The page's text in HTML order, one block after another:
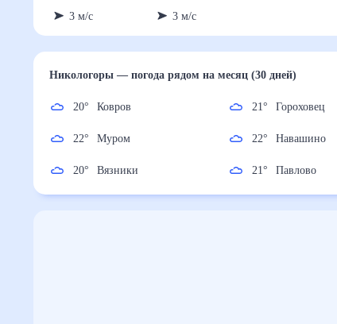
3 м/с
3 м/с
Никологоры— погода рядомна месяц (30 дней)
20° Ковров
22° Муром
20° Вязники
21° Гороховец
22° Навашино
21° Павлово